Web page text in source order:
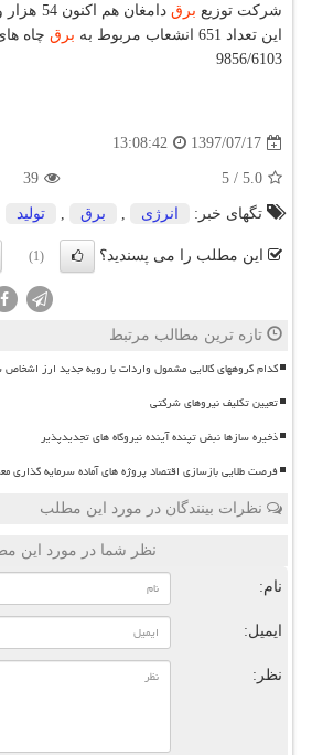
شركت توزیع برق
این تعداد 651 انشعاب مربوط به
برق چاه
9856/6103
1397/07/17
13:08:42
5.0
/
5
39
تگهای خبر: انرژی , برق , تولید
این مطلب را می پسندید؟ (1)
تازه ترین مطالب مرتبط
کدام گروههای کالایی مشمول واردات با رویه جدید ارز
تعیین تکلیف نیروهای شرکتی
ذخیره سازها نبض تپنده آینده نیروگاه های تجدیدپذیر
فرصت طلایی بازسازی اقتصاد پروژه های آماده سرمایه گذاری
نظرات بینندگان در مورد این مطلب
نظر شما در مورد این
نام:
ایمیل:
نظر: